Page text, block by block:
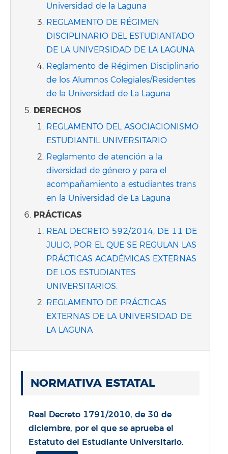
Universidad de la Laguna
REGLAMENTO DE RÉGIMEN
DISCIPLINARIO DEL ESTUDIANTADO
DE LA UNIVERSIDAD DE LA LAGUNA
Reglamento de Régimen Disciplinario
de los Alumnos Colegiales/Residentes
de la Universidad de La Laguna
DERECHOS
REGLAMENTO DEL ASOCIACIONISMO
ESTUDIANTIL UNIVERSITARIO
Reglamento de atención a la
diversidad de género y para el
acompañamiento a estudiantes trans
en la Universidad de La Laguna
PRÁCTICAS
REAL DECRETO 592/2014, DE 11 DE
JULIO, POR EL QUE SE REGULAN LAS
PRÁCTICAS ACADÉMICAS EXTERNAS
DE LOS ESTUDIANTES
UNIVERSITARIOS.
REGLAMENTO DE PRÁCTICAS
EXTERNAS DE LA UNIVERSIDAD DE
LA LAGUNA
NORMATIVA ESTATAL
Real Decreto 1791/2010, de 30 de
diciembre, por el que se aprueba el
Estatuto del Estudiante Universitario.